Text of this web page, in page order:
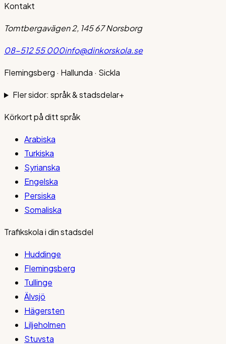
Kontakt
Tomtbergavägen 2, 145 67 Norsborg
08-512 55 000info@dinkorskola.se
Flemingsberg · Hallunda · Sickla
Fler sidor: språk & stadsdelar+
Körkort på ditt språk
Arabiska
Turkiska
Syrianska
Engelska
Persiska
Somaliska
Trafikskola i din stadsdel
Huddinge
Flemingsberg
Tullinge
Älvsjö
Hägersten
Liljeholmen
Stuvsta